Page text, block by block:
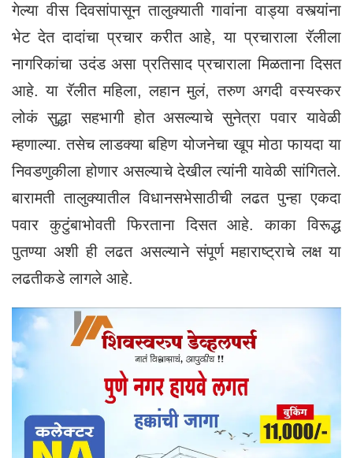
गेल्या वीस दिवसांपासून तालुक्याती गावांना वाड्या वस्त्यांना
भेट देत दादांचा प्रचार करीत आहे, या प्रचाराला रॅलीला
नागरिकांचा उदंड असा प्रतिसाद प्रचाराला मिळताना दिसत
आहे. या रॅलीत महिला, लहान मुलं, तरुण अगदी वस्यस्कर
लोकं सुद्धा सहभागी होत असल्याचे सुनेत्रा पवार यावेळी
म्हणाल्या. तसेच लाडक्या बहिण योजनेचा खूप मोठा फायदा या
निवडणुकीला होणार असल्याचे देखील त्यांनी यावेळी सांगितले.
बारामती तालुक्यातील विधानसभेसाठीची लढत पुन्हा एकदा
पवार कुटुंबाभोवती फिरताना दिसत आहे. काका विरूद्ध
पुतण्या अशी ही लढत असल्याने संपूर्ण महाराष्ट्राचे लक्ष या
लढतीकडे लागले आहे.